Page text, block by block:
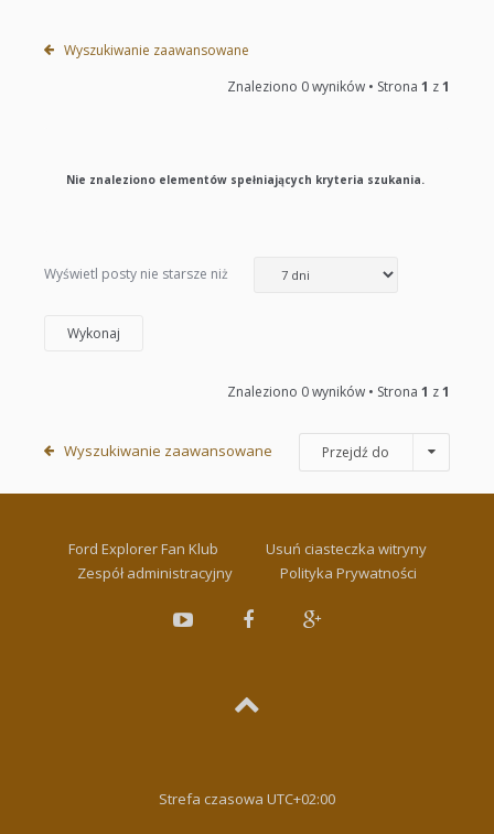
Wyszukiwanie zaawansowane
Znaleziono 0 wyników • Strona 1 z1
Nie znaleziono elementów spełniających kryteria szukania.
Wyświetl posty nie starsze niż
Znaleziono 0 wyników • Strona 1 z1
Wyszukiwanie zaawansowane Przejdź do
Ford Explorer Fan Klub
Usuń ciasteczka witryny
Zespół administracyjny
Polityka Prywatności
Strefa czasowa UTC+02:00